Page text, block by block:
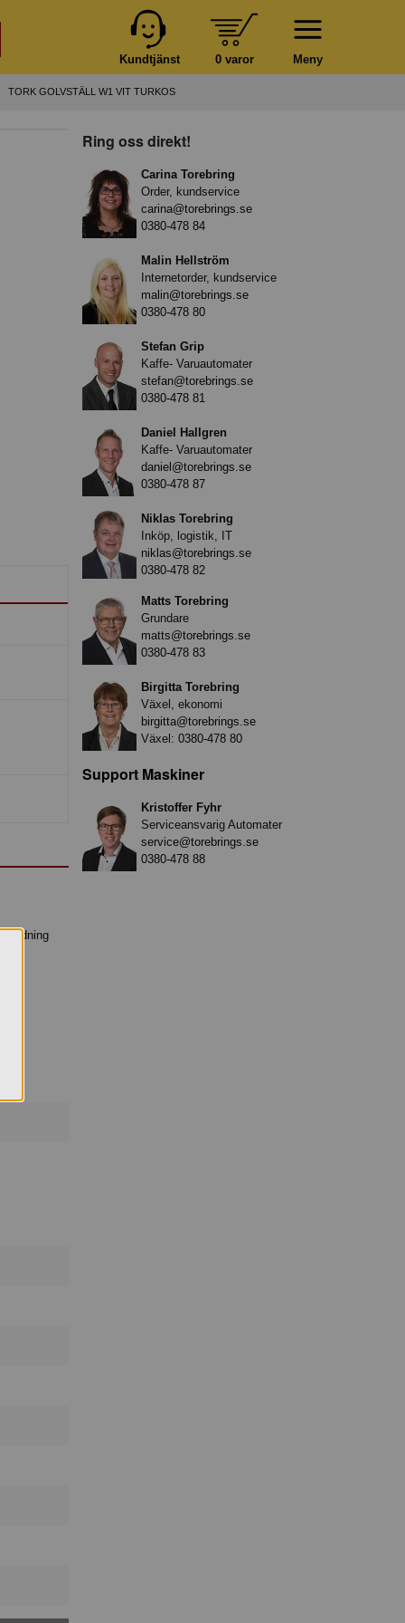
Meny
0 varor
Kundtjänst
TORK GOLVSTÄLL W1 VIT TURKOS
laddning
Ring oss direkt!
Carina Torebring
Order, kundservice
carina@torebrings.se
0380-478 84
Malin Hellström
Internetorder, kundservice
malin@torebrings.se
0380-478 80
Stefan Grip
Kaffe- Varuautomater
stefan@torebrings.se
0380-478 81
Daniel Hallgren
Kaffe- Varuautomater
daniel@torebrings.se
0380-478 87
Niklas Torebring
Inköp, logistik, IT
niklas@torebrings.se
0380-478 82
Matts Torebring
Grundare
matts@torebrings.se
0380-478 83
Birgitta Torebring
Växel, ekonomi
birgitta@torebrings.se
Växel: 0380-478 80
Support Maskiner
Kristoffer Fyhr
Serviceansvarig Automater
service@torebrings.se
0380-478 88